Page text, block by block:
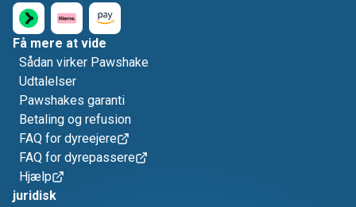
Få mere at vide
Sådan virker Pawshake
Udtalelser
Pawshakes garanti
Betaling og refusion
FAQ for dyreejere
FAQ for dyrepassere
Hjælp
juridisk